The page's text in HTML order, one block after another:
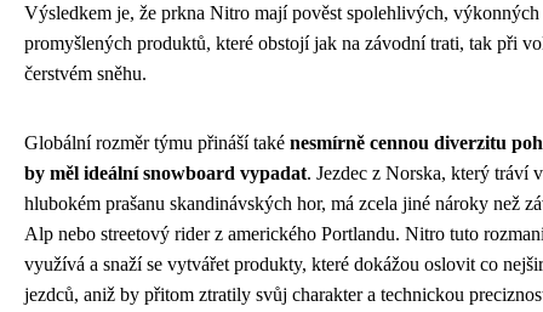
Výsledkem je, že prkna Nitro mají pověst spolehlivých, výkonných
promyšlených produktů, které obstojí jak na závodní trati, tak při
čerstvém sněhu.
Globální rozměr týmu přináší také nesmírně cennou diverzitu
by měl ideální snowboard vypadat. Jezdec z Norska, který tráví
hlubokém prašanu skandinávských hor, má zcela jiné nároky než
Alp nebo streetový rider z amerického Portlandu. Nitro tuto
využívá a snaží se vytvářet produkty, které dokážou oslovit co
jezdců, aniž by přitom ztratily svůj charakter a technickou